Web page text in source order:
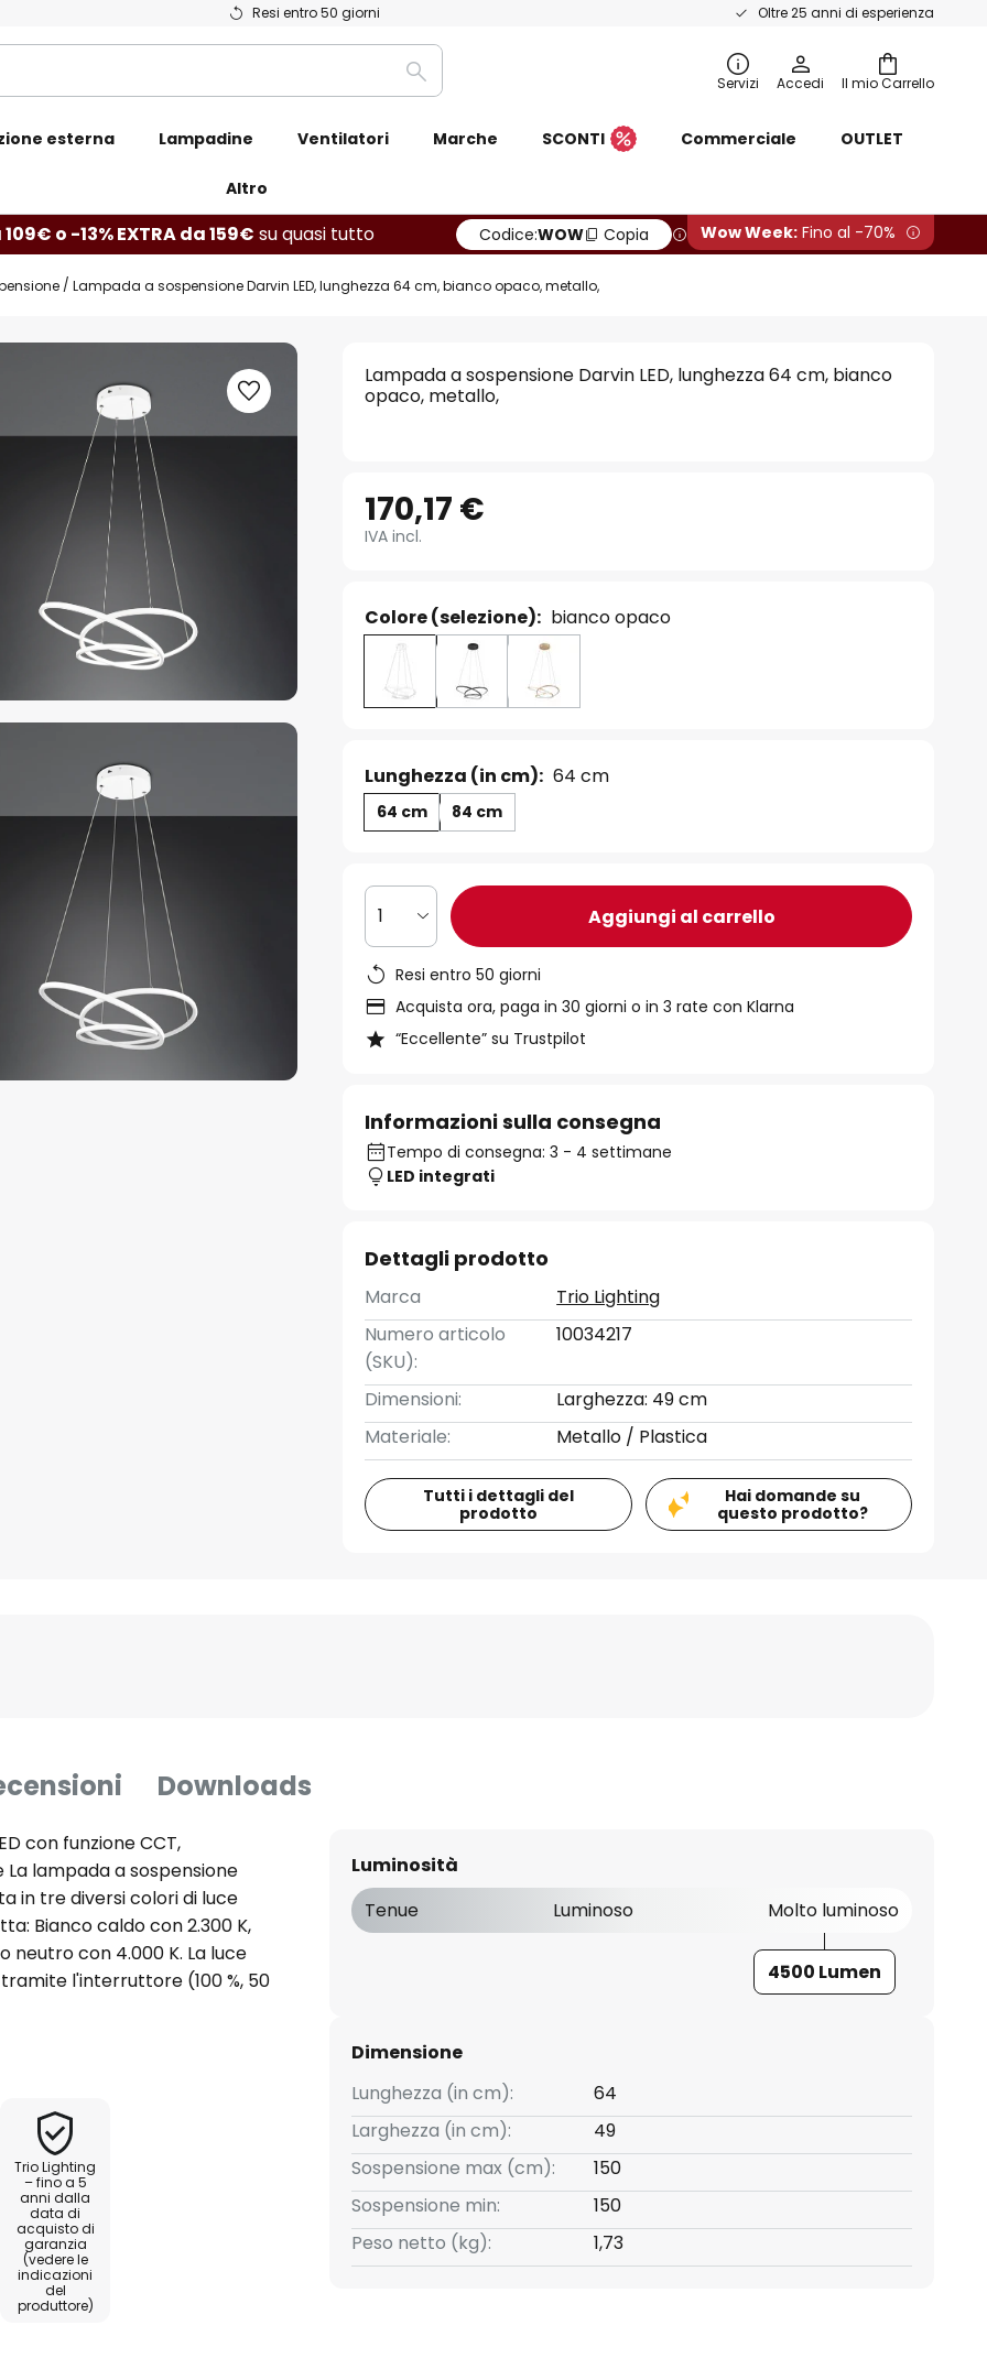
Resi entro 50 giorni Oltre 25 anni di esperienza
Il mio Carrello
Ricerca Servizi Accedi
esterna Lampadine Ventilatori Marche SCONTI Commerciale OUTLET
Altro
109€ o -13% EXTRA da 159€ su quasi tutto Codice:WOW Copia Wow Week: Fino al -70%
Lampada a sospensione Darvin LED, lunghezza 64 cm, bianco opaco, metallo,
Lampada a sospensione Darvin LED, lunghezza 64 cm, bianco
opaco, metallo,
170,17 €
IVA incl.
Colore (selezione): bianco opaco
Lunghezza (in cm): 64 cm
64 cm 84 cm
1 Aggiungi al carrello
Resi entro 50 giorni
Acquista ora, paga in 30 giorni o in 3 rate con Klarna
“Eccellente” su Trustpilot
Informazioni sulla consegna
Tempo di consegna: 3 - 4 settimane
LED integrati
Dettagli prodotto
Marca
Trio Lighting
Numero articolo
(SKU):
10034217
Dimensioni:
Larghezza: 49 cm
Materiale:
Metallo / Plastica
Tutti i dettagli del
prodotto
Hai domande su
questo prodotto?
Downloads
con funzione CCT,
lampada a sospensione
in tre diversi colori di luce
Bianco caldo con 2.300 K,
neutro con 4.000 K. La luce
l'interruttore (100 %, 50
Trio Lighting
– fino a 5
anni dalla
data di
acquisto di
garanzia
(vedere le
indicazioni
del
produttore)
Luminosità
Tenue
Luminoso Molto luminoso
4500 Lumen
Dimensione
Lunghezza (in cm):
64
Larghezza (in cm):
49
Sospensione max (cm):
150
Sospensione min:
150
Peso netto (kg):
1,73